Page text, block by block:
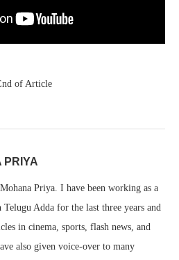
of Article
PRIYA
Priya. I have been working as a
Telugu Adda for the last three years and
in cinema, sports, flash news, and
also given voice-over to many